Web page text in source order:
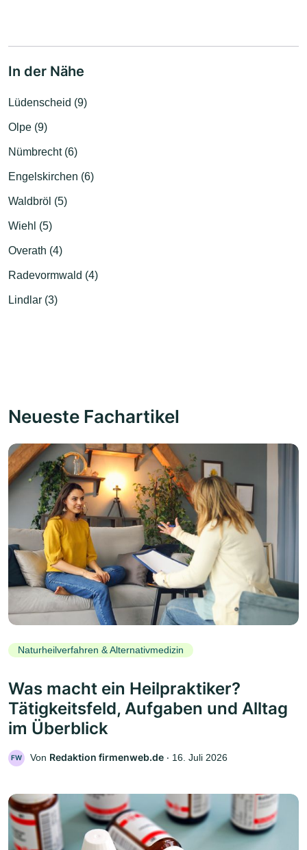
In der Nähe
Lüdenscheid (9)
Olpe (9)
Nümbrecht (6)
Engelskirchen (6)
Waldbröl (5)
Wiehl (5)
Overath (4)
Radevormwald (4)
Lindlar (3)
Neueste Fachartikel
Naturheilverfahren & Alternativmedizin
Was macht ein Heilpraktiker?
Tätigkeitsfeld, Aufgaben und Alltag
im Überblick
FW Von Redaktion firmenweb.de ‧ 16. Juli 2026